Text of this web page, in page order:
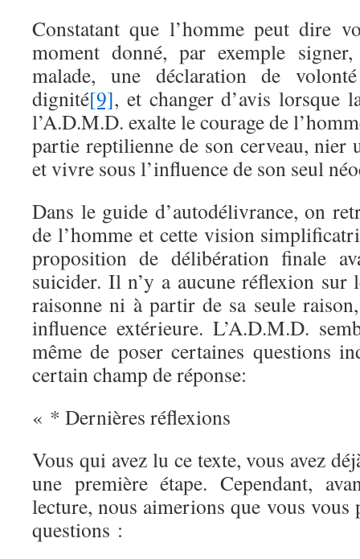
Constatant que l’homme peut dire
moment donné, par exemple
malade, une déclaration de
dignité[9], et changer d’avis lorsque
l’A.D.M.D. exalte le courage de
partie reptilienne de son cerveau, nier
et vivre sous l’influence de son seul
Dans le guide d’autodélivrance, on
de l’homme et cette vision
proposition de délibération finale
suicider. Il n’y a aucune réflexion sur
raisonne ni à partir de sa seule
influence extérieure. L’A.D.M.D.
même de poser certaines questions
certain champ de réponse:
« * Dernières réflexions
Vous qui avez lu ce texte, vous avez
une première étape. Cependant,
lecture, nous aimerions que vous vous
questions :